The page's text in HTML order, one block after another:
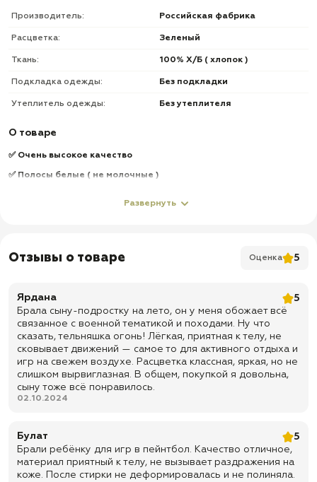
Производитель: Российская фабрика
Расцветка: Зеленый
Ткань: 100% Х/Б ( хлопок )
Подкладка одежды: Без подкладки
Утеплитель одежды: Без утеплителя
О товаре
✅ Очень высокое качество
✅ Полосы белые ( не молочные )
✅Быстрая отправка
Развернуть
Отзывы о товаре Оценка 5
Ярдана
5
Брала сыну-подростку на лето, он у меня обожает всё
связанное с военной тематикой и походами. Ну что
сказать, тельняшка огонь! Лёгкая, приятная к телу, не
сковывает движений — самое то для активного отдыха и
игр на свежем воздухе. Расцветка классная, яркая, но не
слишком вырвиглазная. В общем, покупкой я довольна,
сыну тоже всё понравилось.
02.10.2024
Булат
5
Брали ребёнку для игр в пейнтбол. Качество отличное,
материал приятный к телу, не вызывает раздражения на
коже. После стирки не деформировалась и не полиняла.